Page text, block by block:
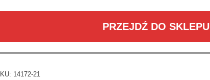
PRZEJDŹ DO SKLEPU
14172-21